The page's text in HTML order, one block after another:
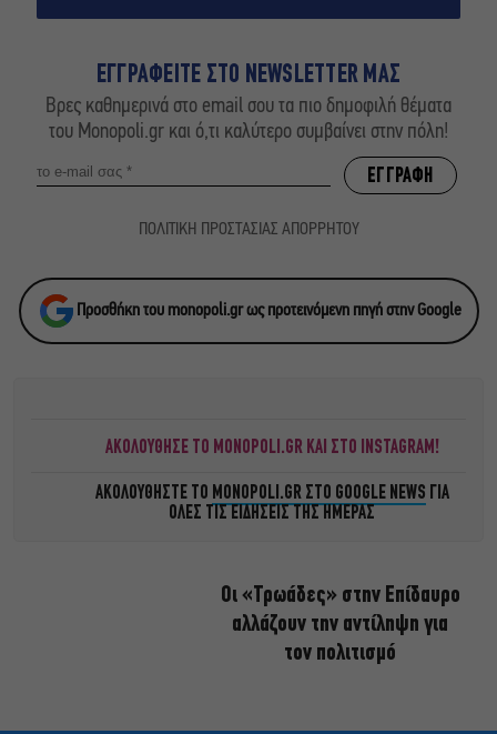
ΕΓΓΡΑΦΕΙΤΕ ΣΤΟ NEWSLETTER ΜΑΣ
Βρες καθημερινά στο email σου τα πιο δημοφιλή θέματα
του Monopoli.gr και ό,τι καλύτερο συμβαίνει στην πόλη!
ΠΟΛΙΤΙΚΗ ΠΡΟΣΤΑΣΙΑΣ ΑΠΟΡΡΗΤΟΥ
Προσθήκη του monopoli.gr ως προτεινόμενη πηγή στην Google
ΑΚΟΛΟΥΘΗΣΕ ΤΟ MONOPOLI.GR ΚΑΙ ΣΤΟ INSTAGRAM!
ΑΚΟΛΟΥΘΗΣΤΕ ΤΟ MONOPOLI.GR ΣΤΟ GOOGLE NEWS ΓΙΑ
ΟΛΕΣ ΤΙΣ ΕΙΔΗΣΕΙΣ ΤΗΣ ΗΜΕΡΑΣ
Οι «Τρωάδες» στην Επίδαυρο
αλλάζουν την αντίληψη για
τον πολιτισμό